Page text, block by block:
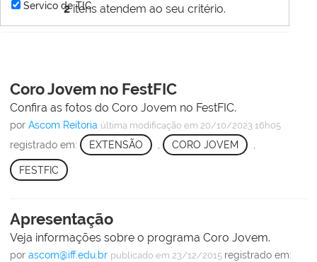
2itens atendem ao seu critério.
Servico de TIC
Coro Jovem no FestFIC
Confira as fotos do Coro Jovem no FestFIC.
por Ascom Reitoria última modificação em 20/10/2023 16h05
registrado em: EXTENSÃO CORO JOVEM
FESTFIC
Apresentação
Veja informações sobre o programa Coro Jovem.
por ascom@iff.edu.br publicado em 23/12/2015 registrado em: